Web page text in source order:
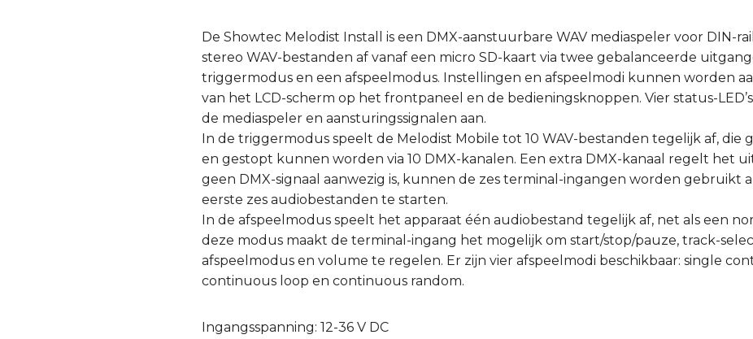
De Showtec Melodist Install is een DMX-aanstuurbare WAV mediaspeler voor DIN-
stereo WAV-bestanden af vanaf een micro SD-kaart via twee gebalanceerde
triggermodus en een afspeelmodus. Instellingen en afspeelmodi kunnen worden
van het LCD-scherm op het frontpaneel en de bedieningsknoppen. Vier status-
de mediaspeler en aansturingssignalen aan.
In de triggermodus speelt de Melodist Mobile tot 10 WAV-bestanden tegelijk af, die
en gestopt kunnen worden via 10 DMX-kanalen. Een extra DMX-kanaal regelt het
geen DMX-signaal aanwezig is, kunnen de zes terminal-ingangen worden gebruikt
eerste zes audiobestanden te starten.
In de afspeelmodus speelt het apparaat één audiobestand tegelijk af, net als een
deze modus maakt de terminal-ingang het mogelijk om start/stop/pauze, track-
afspeelmodus en volume te regelen. Er zijn vier afspeelmodi beschikbaar: single
continuous loop en continuous random.
Ingangsspanning: 12-36 V DC